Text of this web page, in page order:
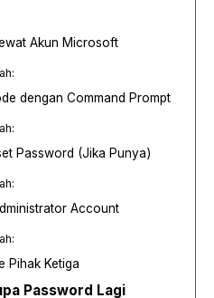
Akun Microsoft
dengan Command Prompt
Password (Jika Punya)
Account
Pihak Ketiga
Password Lagi